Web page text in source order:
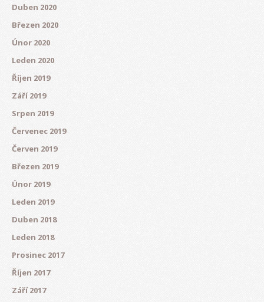
Duben 2020
Březen 2020
Únor 2020
Leden 2020
Říjen 2019
Září 2019
Srpen 2019
Červenec 2019
Červen 2019
Březen 2019
Únor 2019
Leden 2019
Duben 2018
Leden 2018
Prosinec 2017
Říjen 2017
Září 2017